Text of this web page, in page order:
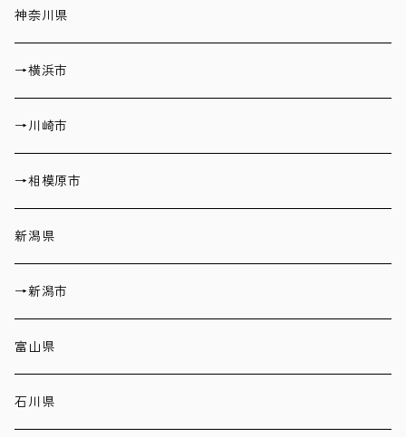
神奈川県
→横浜市
→川崎市
→相模原市
新潟県
→新潟市
富山県
石川県